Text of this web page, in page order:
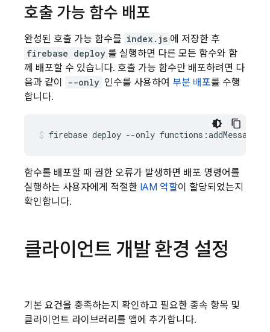
호출 가능 함수 배포
완성된 호출 가능 함수를 index.js 에 저장한 후
firebase deploy 를 실행하면 다른 모든 함수와 함
께 배포할 수 있습니다. 호출 가능 함수만 배포하려면 다
음과 같이
--only 인수를 사용하여 부분 배포를 수행
합니다.
함수를 배포할 때 권한 오류가 발생하면 배포 명령어를
실행하는 사용자에게 적절한 IAM 역할이 할당되었는지
확인합니다.
클라이언트 개발 환경 설정
기본 요건을 충족하는지 확인하고 필요한 종속 항목 및
클라이언트 라이브러리를 앱에 추가합니다.